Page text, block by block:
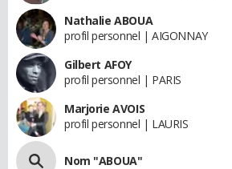
Nathalie ABOUA
profil personnel | AIGONNAY
Gilbert AFOY
profil personnel | PARIS
Marjorie AVOIS
profil personnel | LAURIS
Nom "ABOUA"